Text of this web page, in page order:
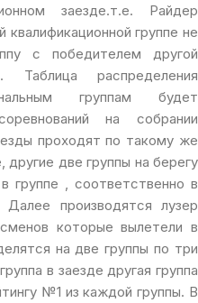
заезде.т.е. Райдер
группе не
с победителем другой
Таблица распределения
группам будет
на собрании
проходят по такому же
другие две группы на берегу
, соответственно в
производятся лузер
которые вылетели в
на две группы по три
в заезде другая группа
№1 из каждой группы. В